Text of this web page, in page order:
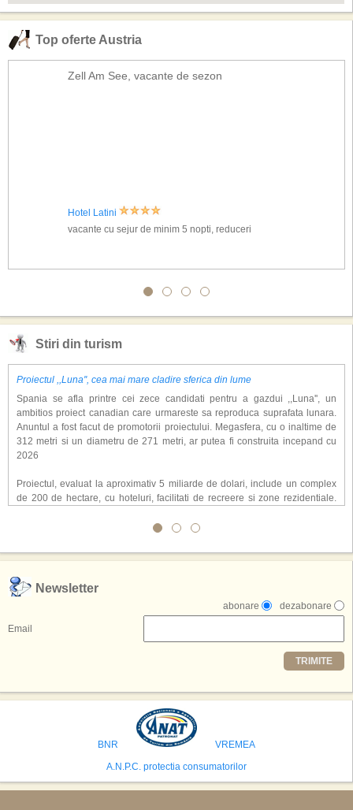
Top oferte Austria
Zell Am See, vacante de sezon
Hotel Latini
vacante cu sejur de minim 5 nopti, reduceri
Stiri din turism
Proiectul ,,Luna'', cea mai mare cladire sferica din lume
Spania se afla printre cei zece candidati pentru a gazdui ,,Luna'', un
ambitios proiect canadian care urmareste sa reproduca suprafata lunara.
Anuntul a fost facut de promotorii proiectului. Megasfera, cu o inaltime de
312 metri si un diametru de 271 metri, ar putea fi construita incepand cu
2026
Proiectul, evaluat la aproximativ 5 miliarde de dolari, include un complex
de 200 de hectare, cu hoteluri, facilitati de recreere si zone rezidentiale.
atragerea a pana la 10 milioane de turisti anual. �Luna� ar putea deveni
exclusiv simularea suprafetei lunare.
,,Credem ca exista sanse mari sa anuntam nu doar o locatie, ci poate mai
multe'', a declarat Michael R. Henderson, cofondator al Moon World
Resorts, citat de Gulf News. Potrivit acestuia, 2026 ar putea deveni un an
decisiv pentru reali zarea proiectului.
Printre celelalte tari care concureaza pentru a gazdui aceasta constructie
se numara Australia, Brazilia, China, Egipt, India, Polonia, Thailanda,
avea cele mai mari sanse de a castiga licitatia. Totusi, Spania, care se
preconizeaza ca va deveni a doua cea mai vizitata tara din lume in 2025,
isi bazeaza oferta pe infrastructura turistica solida si capacitatea hoteliera."
Newsletter
dezabonare
abonare
Email
TRIMITE
BNR
VREMEA
A.N.P.C. protectia consumatorilor